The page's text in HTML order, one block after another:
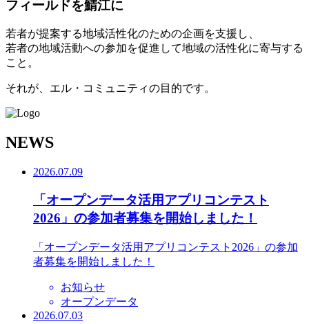
フィールドを鯖江に
若者が提案する地域活性化のための企画を支援し、
若者の地域活動への参加を促進して地域の活性化に寄与する
こと。
それが、エル・コミュニティの目的です。
NEWS
2026.07.09
「オープンデータ活用アプリコンテスト
2026」の参加者募集を開始しました！
「オープンデータ活用アプリコンテスト2026」の参加
者募集を開始しました！
お知らせ
オープンデータ
2026.07.03